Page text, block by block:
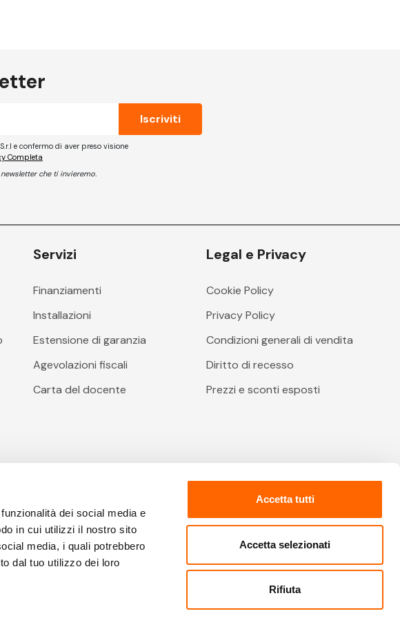
dei social media e
in cui utilizzi il nostro sito
media, i quali potrebbero
dal tuo utilizzo dei loro
Accetta tutti
Accetta selezionati
Rifiuta
e confermo di aver preso visione
Completa
che ti invieremo.
Servizi
Finanziamenti
Installazioni
Estensione di garanzia
Agevolazioni fiscali
Carta del docente
Legal e Privacy
Cookie Policy
Privacy Policy
Condizioni generali di vendita
Diritto di recesso
Prezzi e sconti esposti
al Registro delle Imprese: 02067480612 - Cap. Soc.: € 2.400.000 €
| Tutti i diritti sono riservati | Info e condizioni soggette a variazioni